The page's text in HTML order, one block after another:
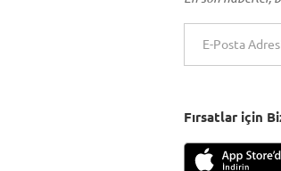
Fırsatlar için